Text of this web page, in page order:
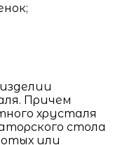
Причем
хрусталя
стола
или